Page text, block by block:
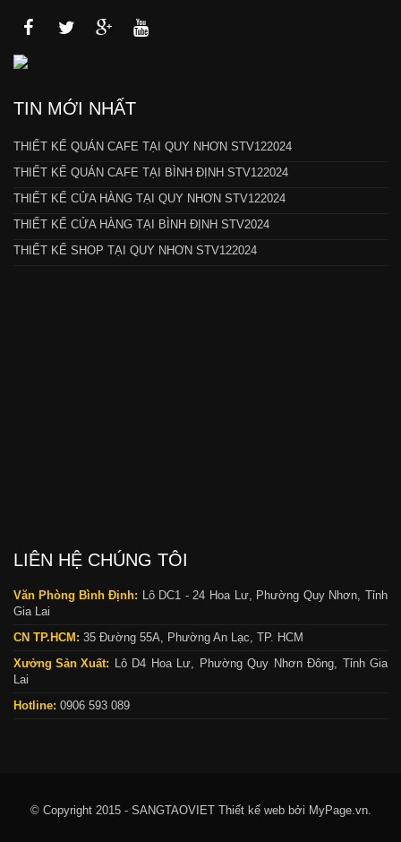
TIN MỚI NHẤT
THIẾT KẾ QUÁN CAFE TẠI QUY NHƠN STV122024
THIẾT KẾ QUÁN CAFE TẠI BÌNH ĐỊNH STV122024
THIẾT KẾ CỬA HÀNG TẠI QUY NHƠN STV122024
THIẾT KẾ CỬA HÀNG TẠI BÌNH ĐỊNH STV2024
THIẾT KẾ SHOP TẠI QUY NHƠN STV122024
LIÊN HỆ CHÚNG TÔI
Văn Phòng Bình Định: Lô DC1 - 24 Hoa Lư, Phường Quy Nhơn, Tỉnh
Gia Lai
CN TP.HCM: 35 Đường 55A, Phường An Lạc, TP. HCM
Xưởng Sản Xuất: Lô D4 Hoa Lư, Phường Quy Nhơn Đông, Tỉnh Gia
Lai
Hotline: 0906 593 089
© Copyright 2015 - SANGTAOVIET Thiết kế web bởi MyPage.vn.